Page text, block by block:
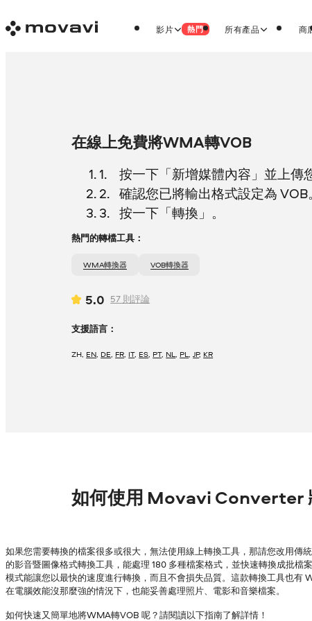
影片 熱門 所有產品 商
在線上免費將WMA轉VOB
按一下「新增媒體內容」並上傳
確認您已將輸出格式設定為 VOB。
按一下「轉換」。
熱門的轉檔工具：
WMA轉換器 VOB轉換器
5.0 57 則評論
支援語言：
ZH, EN, DE, FR, IT, ES, PT, NL, PL,JP, KR
如何使用 Movavi Converter
如果您需要轉換的檔案很多或很大，無法使用線上轉換工具，那請您改用傳
的影音暨圖像格式轉換工具，能處理 180 多種檔案格式，並快速轉換成批檔
模式能讓您以最快的速度進行轉換，而且不會損失品質。這款轉換工具也有
在電腦效能沒那麼強的情況下，也能妥善處理照片、電影和音樂檔案。
如何快速又簡單地將WMA轉VOB 呢？請閱讀以下指南了解詳情！